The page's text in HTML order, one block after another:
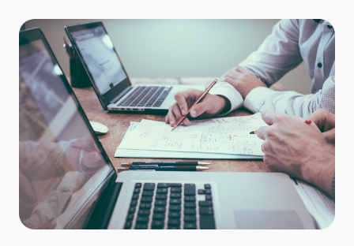
DE
LA
ACTUAL
REFORMA
A
LA
SALUD-
¿QUÉ
DEBE
HACERSE
Y
QUÉ
ERRORES